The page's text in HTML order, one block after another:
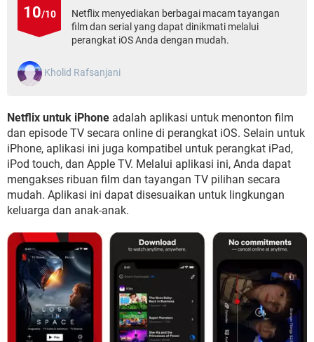
10/10
Netflix menyediakan berbagai macam tayangan
film dan serial yang dapat dinikmati melalui
perangkat iOS Anda dengan mudah.
Kholid Rafsanjani
Netflix untuk iPhone adalah aplikasi untuk menonton film
dan episode TV secara online di perangkat iOS. Selain untuk
iPhone, aplikasi ini juga kompatibel untuk perangkat iPad,
iPod touch, dan Apple TV. Melalui aplikasi ini, Anda dapat
mengakses ribuan film dan tayangan TV pilihan secara
mudah. Aplikasi ini dapat disesuaikan untuk lingkungan
keluarga dan anak-anak.